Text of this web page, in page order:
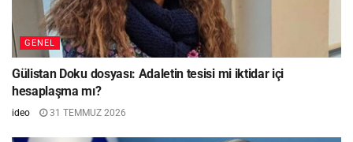
GENEL
Gülistan Doku dosyası: Adaletin tesisi mi iktidar içi
hesaplaşma mı?
ideo 31 TEMMUZ 2026